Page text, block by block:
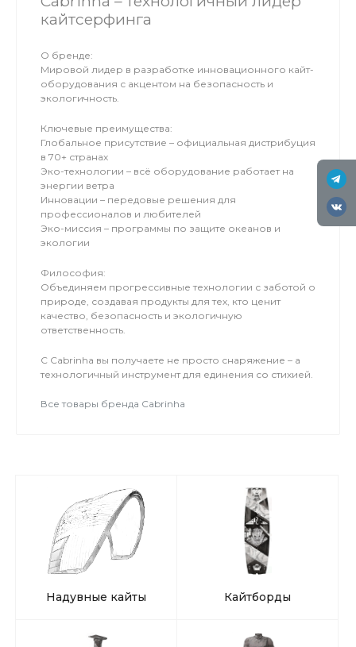
кайтсерфинга
О бренде:
Мировой лидер в разработке инновационного кайт-
оборудования с акцентом на безопасность и
экологичность.
Ключевые преимущества:
Глобальное присутствие – официальная дистрибуция
в 70+ странах
Эко-технологии – всё оборудование работает на
энергии ветра
Инновации – передовые решения для
профессионалов и любителей
Эко-миссия – программы по защите океанов и
экологии
Философия:
Объединяем прогрессивные технологии с заботой о
природе, создавая продукты для тех, кто ценит
качество, безопасность и экологичную
ответственность.
С Cabrinha вы получаете не просто снаряжение – а
технологичный инструмент для единения со стихией.
Все товары бренда Cabrinha
Надувные кайты Кайтборды